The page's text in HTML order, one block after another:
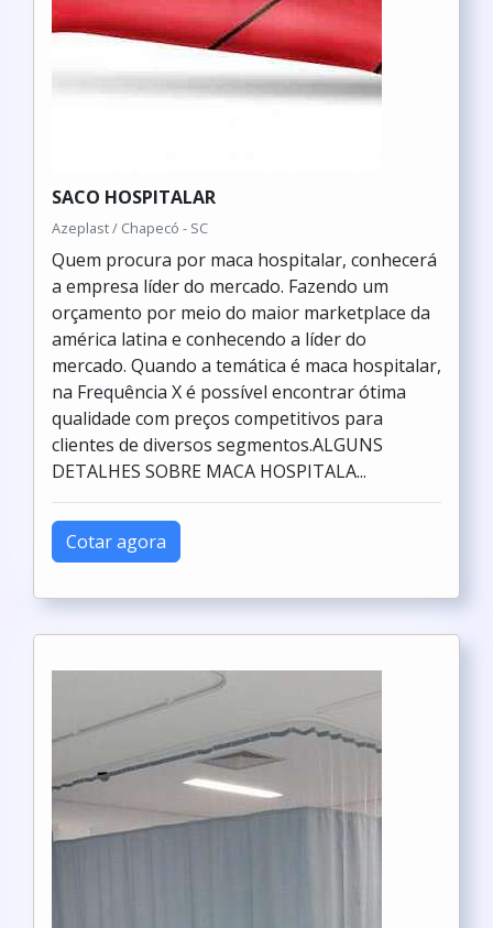
SACO HOSPITALAR
Azeplast / Chapecó - SC
Quem procura por maca hospitalar, conhecerá
a empresa líder do mercado. Fazendo um
orçamento por meio do maior marketplace da
américa latina e conhecendo a líder do
mercado. Quando a temática é maca hospitalar,
na Frequência X é possível encontrar ótima
qualidade com preços competitivos para
clientes de diversos segmentos.ALGUNS
DETALHES SOBRE MACA HOSPITALA...
Cotar agora